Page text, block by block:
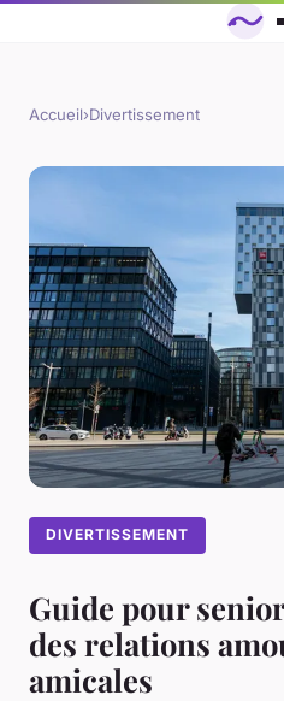
Accueil›Divertissement
DIVERTISSEMENT
Guide pour
des relations
amicales